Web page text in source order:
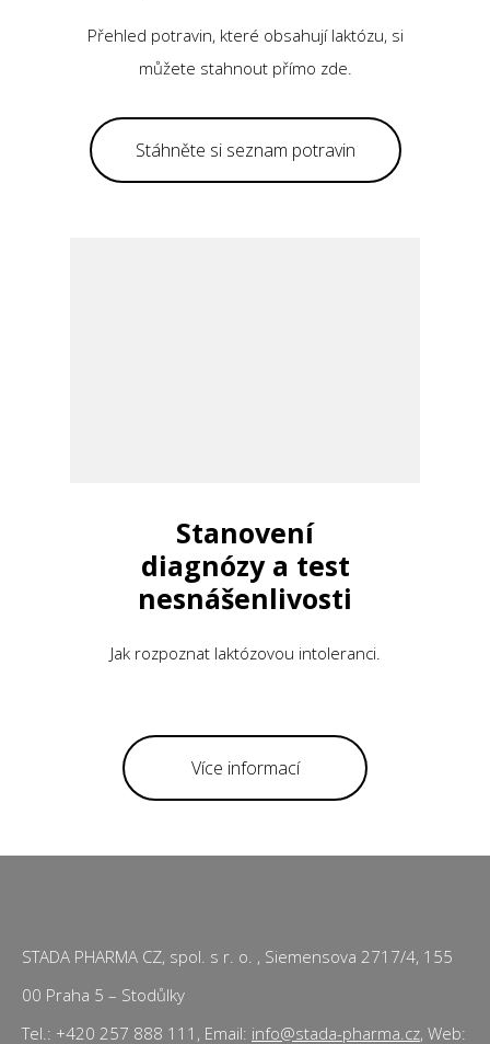
Přehled potravin, které obsahují laktózu, si
můžete stahnout přímo zde.
Stáhněte si seznam potravin
Stanovení
diagnózy a test
nesnášenlivosti
Jak rozpoznat laktózovou intoleranci.
Více informací
STADA PHARMA CZ, spol. s r. o. , Siemensova 2717/4, 155
00 Praha 5 – Stodůlky
Tel.: +420 257 888 111, Email: info@stada-pharma.cz, Web: